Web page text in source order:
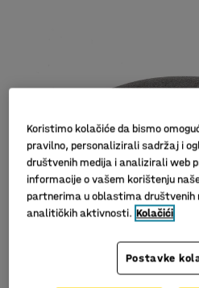
Koristimo kolačiće da bismo
pravilno, personalizirali sadržaj i
društvenih medija i analizirali web
informacije o vašem korištenju
partnerima u oblastima društvenih
analitičkih aktivnosti. Kolačići
Postavke